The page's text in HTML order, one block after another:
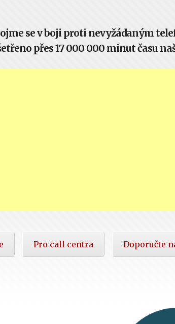
se v boji proti nevyžádaným
přes 17 000 000 minut času
Pro call centra Doporučte